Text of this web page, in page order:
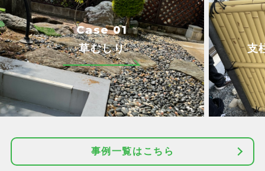
Case 01
草むしり 支
事例一覧はこちら